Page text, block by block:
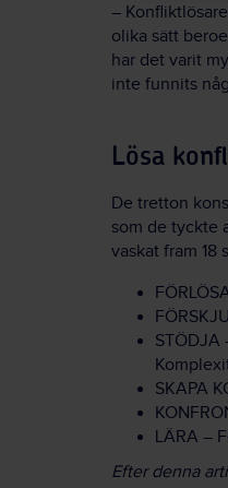
–
olika sätt
har det varit
inte funnits
Lösa
De tretton
som de tyckte
vaskat fram 18
SKAPA
LÄRA –
Efter denna